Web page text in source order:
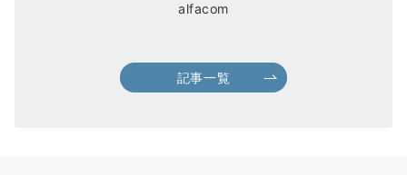
alfacom
記事一覧